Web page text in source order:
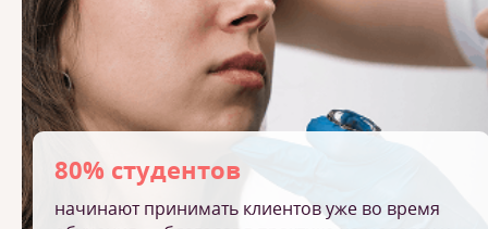
80% студентов
начинают принимать клиентов уже во время